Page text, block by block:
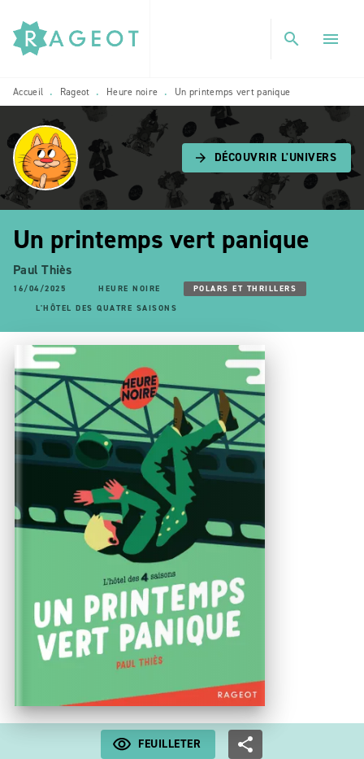
MENU RECHERCHE
PIED DE PAGE
search menu
Accueil • Rageot • Heure noire • Un printemps vert panique
arrow_forward DÉCOUVRIR L'UNIVERS
Un printemps vert panique
Paul Thiès
16/04/2025 HEURE NOIRE
POLARS ET THRILLERS
L'HÔTEL DES QUATRE SAISONS
FEUILLETER